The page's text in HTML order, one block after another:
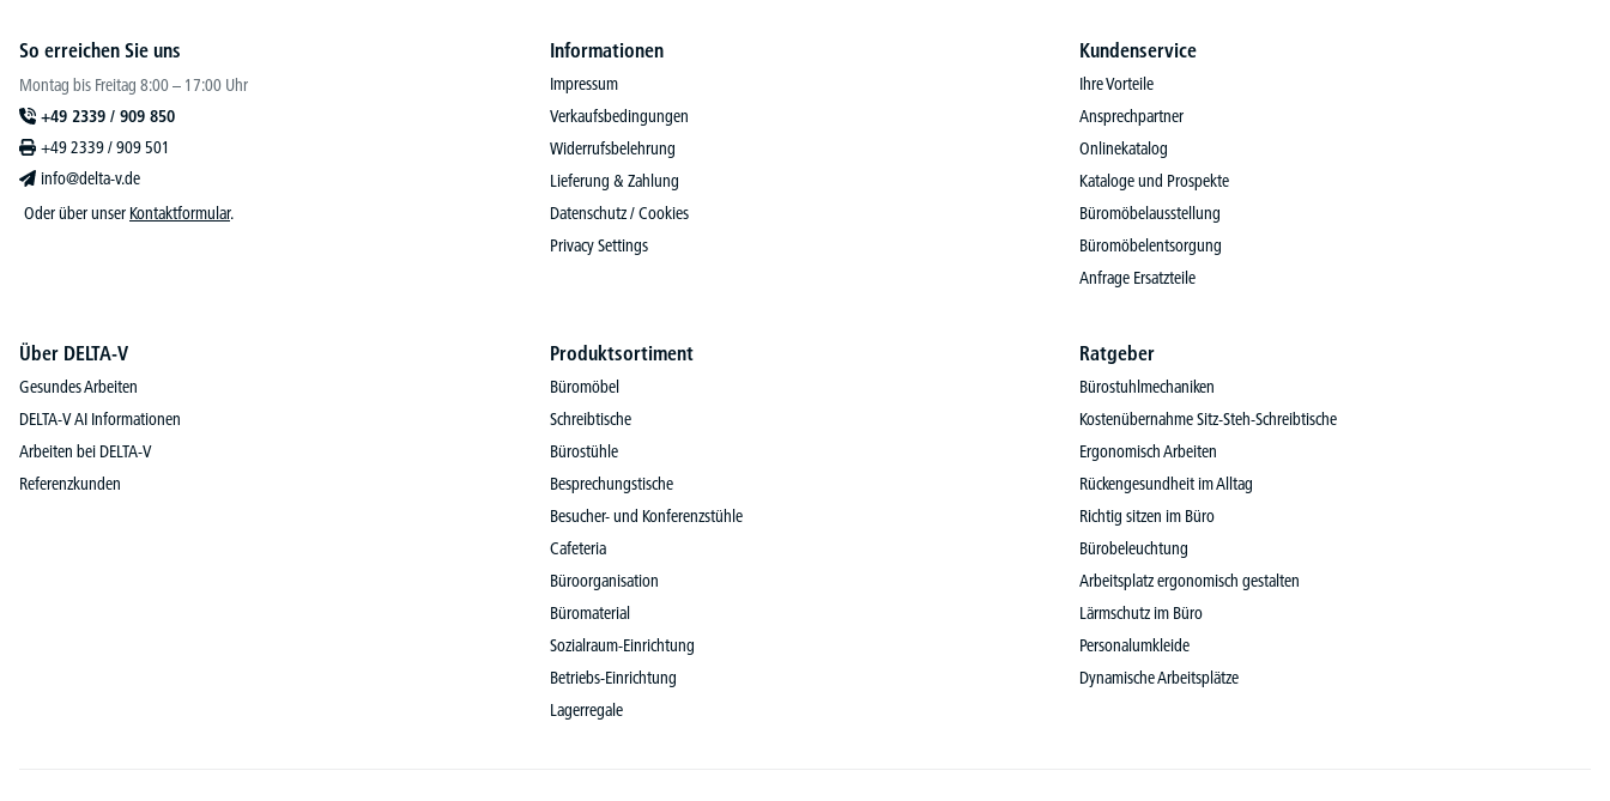
So erreichen Sie uns
Montag bis Freitag 8:00 – 17:00 Uhr
+49 2339 / 909 850
+49 2339 / 909 501
info@delta-v.de
Oder über unser Kontaktformular.
Informationen
Impressum
Verkaufsbedingungen
Widerrufsbelehrung
Lieferung & Zahlung
Datenschutz / Cookies
Privacy Settings
Kundenservice
Ihre Vorteile
Ansprechpartner
Onlinekatalog
Kataloge und Prospekte
Büromöbelausstellung
Büromöbelentsorgung
Anfrage Ersatzteile
Über DELTA-V
Gesundes Arbeiten
DELTA-V AI Informationen
Arbeiten bei DELTA-V
Referenzkunden
Produktsortiment
Büromöbel
Schreibtische
Bürostühle
Besprechungstische
Besucher- und Konferenzstühle
Cafeteria
Büroorganisation
Büromaterial
Sozialraum-Einrichtung
Betriebs-Einrichtung
Lagerregale
Ratgeber
Bürostuhlmechaniken
Kostenübernahme Sitz-Steh-Schreibtische
Ergonomisch Arbeiten
Rückengesundheit im Alltag
Richtig sitzen im Büro
Bürobeleuchtung
Arbeitsplatz ergonomisch gestalten
Lärmschutz im Büro
Personalumkleide
Dynamische Arbeitsplätze